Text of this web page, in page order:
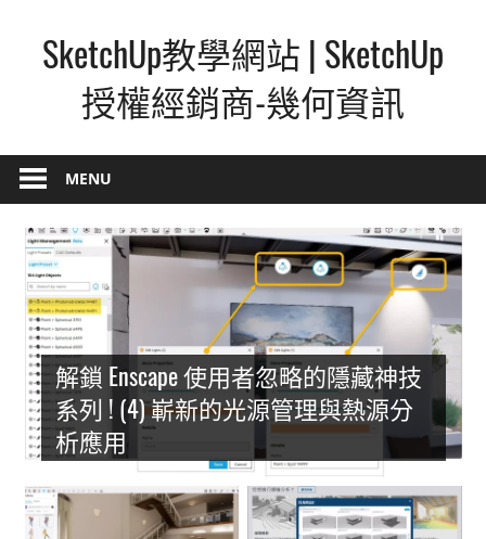
contentSketchUp教學網站 | SketchUp
授權經銷商-幾何資訊
–
最
直
覺
的
設
計
方
式,
人
人
能
MENU
解鎖 Enscape 使用者忽略的隱藏神技
系列 ! (4) 嶄新的光源管理與熱源分
析應用